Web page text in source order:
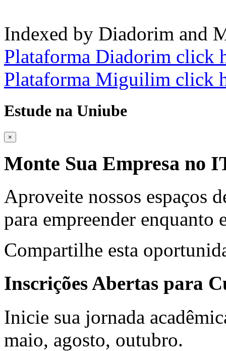
Indexed by Diadorim and
Plataforma Diadorim click
Plataforma Miguilim click
Estude na Uniube
×
Monte Sua Empresa no
Aproveite nossos espaços
para empreender enquanto
Compartilhe esta
Inscrições Abertas para
Inicie sua jornada
maio, agosto, outubro.